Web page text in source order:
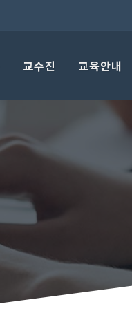
교수진 교육안내